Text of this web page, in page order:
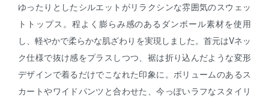
ゆったりとしたシルエットがリラクシンな雰囲気のスウェッ
トトップス。程よく膨らみ感のあるダンボール素材を使用
し、軽やかで柔らかな肌ざわりを実現しました。首元はVネッ
ク仕様で抜け感をプラスしつつ、裾は折り込んだような変形
デザインで着るだけでこなれた印象に。ボリュームのあるス
カートやワイドパンツと合わせた、今っぽいラフなスタイリ